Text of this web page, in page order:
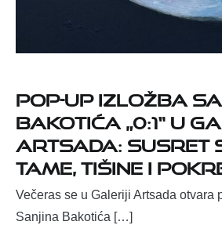
Pop-up izložba
Bakotića „0:1“ u
Artsada: Susret
tame, tišine i
Večeras se u Galeriji Artsada otvara
Sanjina Bakotića […]